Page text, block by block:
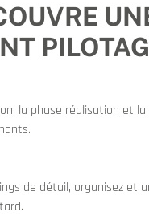
la phase réalisation
de détail, organisez et